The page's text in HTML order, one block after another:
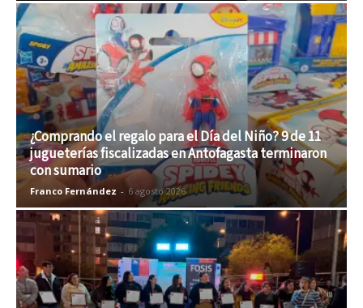
¿Comprando el regalo para el Día del Niño? 9 de 11
jugueterías fiscalizadas en Antofagasta terminaron
con sumario
Franco Fernández - 6 agosto 2026